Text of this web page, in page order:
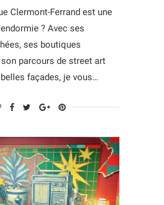
Clermont-Ferrand est une
? Avec ses
ses boutiques
parcours de street art
belles façades, je vous…